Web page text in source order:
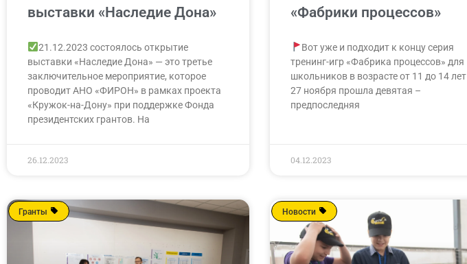
выставки «Наследие Дона»
21.12.2023 состоялось открытие
выставки «Наследие Дона» — это третье
заключительное мероприятие, которое
проводит АНО «ФИРОН» в рамках проекта
«Кружок-на-Дону» при поддержке Фонда
президентских грантов. На
26.12.2023
«Фабрики процессов»
Вот уже и подходит к концу серия
тренинг-игр «Фабрика процессов» для
школьников в возрасте от 11 до 14 лет
27 ноября прошла девятая –
предпоследняя
04.12.2023
Гранты Новости